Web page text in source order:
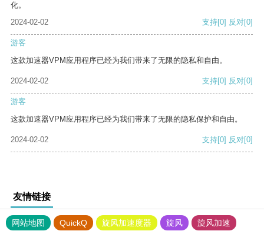
化。
2024-02-02
支持[0] 反对[0]
游客
这款加速器VPM应用程序已经为我们带来了无限的隐私和自由。
2024-02-02 支持[0] 反对[0]
游客
这款加速器VPM应用程序已经为我们带来了无限的隐私保护和自由。
2024-02-02 支持[0] 反对[0]
友情链接
网站地图 QuickQ 旋风加速度器 旋风
旋风加速